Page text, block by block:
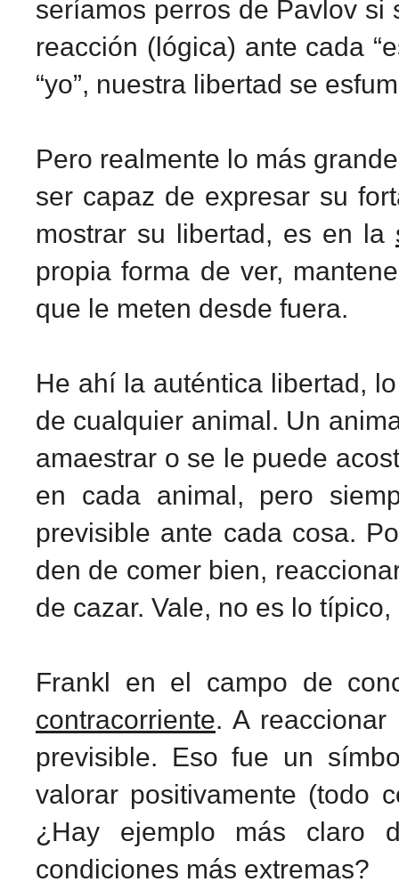
seríamos perros de Pavlov si
reacción (lógica) ante cada
“yo”, nuestra libertad se
Pero realmente lo más
ser capaz de expresar su
mostrar su libertad, es en la
propia forma de ver,
que le meten desde fuera.
He ahí la auténtica libertad,
de cualquier animal. Un
amaestrar o se le puede
en cada animal, pero
previsible ante cada cosa.
den de comer bien,
de cazar. Vale, no es lo
Frankl en el campo de
contracorriente. A
previsible. Eso fue un
valorar positivamente (todo
¿Hay ejemplo más claro
condiciones más extremas?